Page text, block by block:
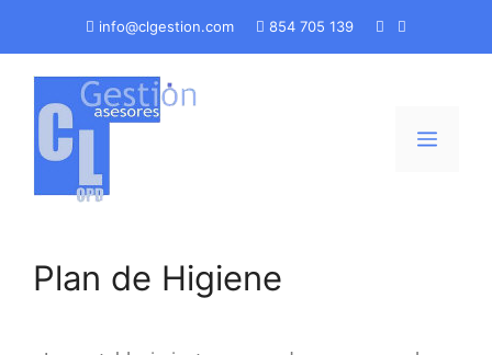
info@clgestion.com 854 705 139
Plan de Higiene